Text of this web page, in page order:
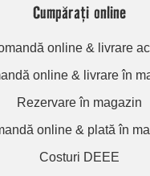
Cumpărați online
online & livrare
online & livrare în
Rezervare în magazin
online & plată în
Costuri DEEE